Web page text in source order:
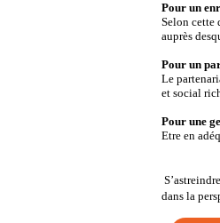
Pour un
Selon cette
auprès
Pour un
Le
et social
Pour une
Etre en
- avec
- en
dans la